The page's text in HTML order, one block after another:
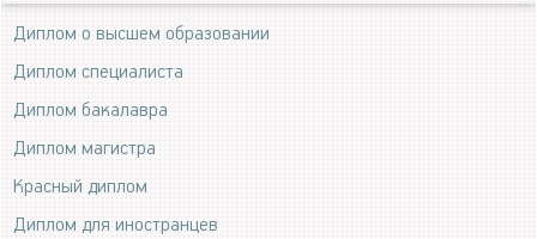
Диплом о высшем образовании
Диплом специалиста
Диплом бакалавра
Диплом магистра
Красный диплом
Диплом для иностранцев